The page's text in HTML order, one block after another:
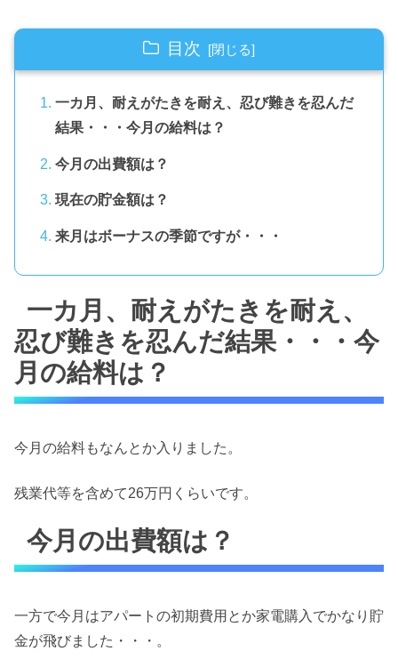
目次
一カ月、耐えがたきを耐え、忍び難きを忍んだ
結果・・・今月の給料は？
今月の出費額は？
現在の貯金額は？
来月はボーナスの季節ですが・・・
一カ月、耐えがたきを耐え、
忍び難きを忍んだ結果・・・今
月の給料は？
今月の給料もなんとか入りました。
残業代等を含めて26万円くらいです。
今月の出費額は？
一方で今月はアパートの初期費用とか家電購入でかなり貯
金が飛びました・・・。